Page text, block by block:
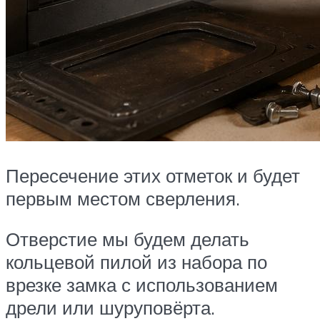
Пересечение этих отметок и будет
первым местом сверления.
Отверстие мы будем делать
кольцевой пилой из набора по
врезке замка с использованием
дрели или шуруповёрта.